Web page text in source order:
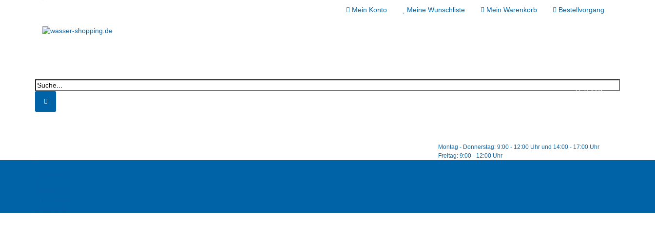
Mein Konto Meine Wunschliste Mein Warenkorb Bestellvorgang
(Leer)
Montag - Donnerstag: 9:00 - 12:00 Uhr und 14:00 - 17:00 Uhr
Freitag: 9:00 - 12:00 Uhr